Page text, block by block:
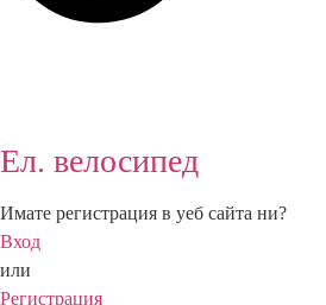
Ел. велосипед
Имате регистрация в уеб сайта ни?
Вход
или
Регистрация